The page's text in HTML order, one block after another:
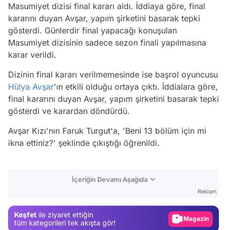
Masumiyet dizisi final kararı aldı. İddiaya göre, final
kararını duyan Avşar, yapım şirketini basarak tepki
gösterdi. Günlerdir final yapacağı konuşulan
Masumiyet dizisinin sadece sezon finali yapılmasına
karar verildi.
Dizinin final kararı verilmemesinde ise başrol oyuncusu
Hülya Avşar'ın etkili olduğu ortaya çıktı. İddialara göre,
final kararını duyan Avşar, yapım şirketini basarak tepki
gösterdi ve karardan döndürdü.
Avşar Kızı'nın Faruk Turgut'a, 'Beni 13 bölüm için mi
ikna ettiniz?' şeklinde çıkıştığı öğrenildi.
İçeriğin Devamı Aşağıda
Reklam
Keşfet ile ziyaret ettiğin
tüm kategorileri tek akışta gör!
Magazin